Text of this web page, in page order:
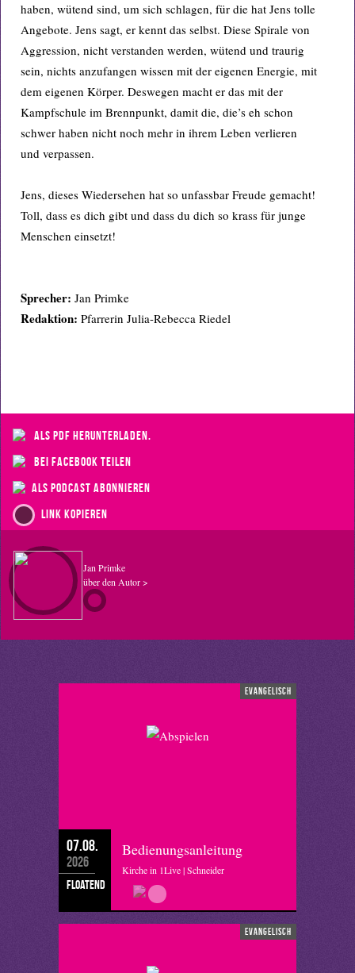
haben, wütend sind, um sich schlagen, für die hat Jens tolle
Angebote. Jens sagt, er kennt das selbst. Diese Spirale von
Aggression, nicht verstanden werden, wütend und traurig
sein, nichts anzufangen wissen mit der eigenen Energie, mit
dem eigenen Körper. Deswegen macht er das mit der
Kampfschule im Brennpunkt, damit die, die’s eh schon
schwer haben nicht noch mehr in ihrem Leben verlieren
und verpassen.
Jens, dieses Wiedersehen hat so unfassbar Freude gemacht!
Toll, dass es dich gibt und dass du dich so krass für junge
Menschen einsetzt!
Sprecher: Jan Primke
Redaktion: Pfarrerin Julia-Rebecca Riedel
als PDF herunterladen.
bei Facebook teilen
als Podcast abonnieren
Link kopieren
Jan Primke
über den Autor >
evangelisch
07.08.
2026
floatend
Bedienungsanleitung
Kirche in 1Live | Schneider
evangelisch